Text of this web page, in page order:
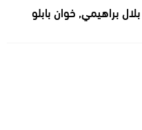
بلال براهيمي,خوان بابلو